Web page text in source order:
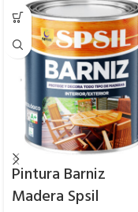
Pintura Barniz
Madera Spsil